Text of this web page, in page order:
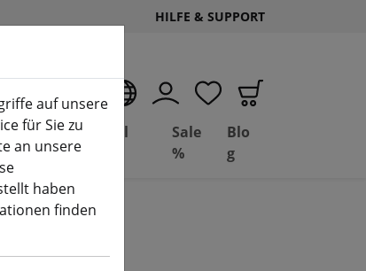
HILFE & SUPPORT
Seite)
Deal
Depot
Basil
Sale
%
Blo
g
auf unsere
für Sie zu
an unsere
haben
finden